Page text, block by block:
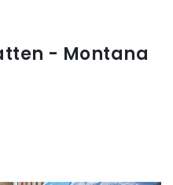
- Montana